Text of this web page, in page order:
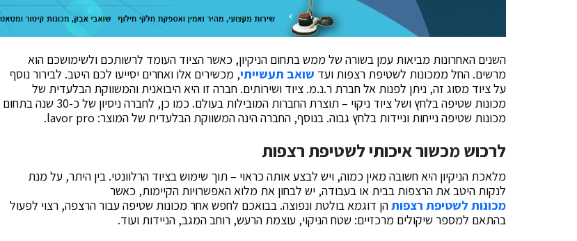
השנים האחרונות מביאות עמן בשורה של ממש בתחום הניקיון, כאשר הציוד העומד לרשותכם ולשימושכם הוא
מרשים. החל ממכונות לשטיפת רצפות ועד שואב תעשייתי, מכשירים אלו ואחרים יסייעו לכם היטב. לבירור נוסף
על ציוד מסוג זה, ניתן לפנות אל חברת ר.נ.מ. ציוד ושירותים. חברה זו היא היבואנית והמשווקת הבלעדית של
מכונות שטיפה בלחץ ושל ציוד ניקוי – תוצרת החברות המובילות בעולם. כמו כן, לחברה ניסיון של כ-30 שנה בתחום
מכונות שטיפה נייחות וניידות בלחץ גבוה. בנוסף, החברה הינה המשווקת הבלעדית של המוצר: lavor pro.
לרכוש מכשור איכותי לשטיפת רצפות
מלאכת הניקיון היא חשובה מאין כמוה, ויש לבצע אותה כראוי – תוך שימוש בציוד הרלוונטי. בין היתר, על מנת
לנקות היטב את הרצפות בבית או בעבודה, יש לבחון את מלוא האפשרויות הקיימות, כאשר
מכונות לשטיפת רצפותהן דוגמא בולטת ונפוצה. בבואכם לחפש אחר מכונות שטיפה עבור הרצפה, רצוי לפעול
בהתאם למספר שיקולים מרכזיים: שטח הניקוי, עוצמת הרעש, רוחב המגב, הניידות ועוד.